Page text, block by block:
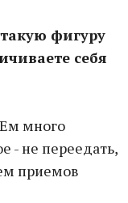
фигуру
себя
Ем много
- не переедать,
приемов